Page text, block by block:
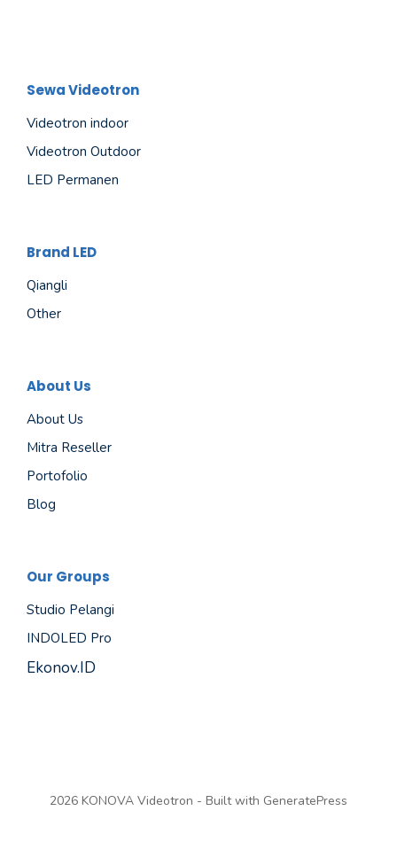
Sewa Videotron
Videotron indoor
Videotron Outdoor
LED Permanen
Brand LED
Qiangli
Other
About Us
About Us
Mitra Reseller
Portofolio
Blog
Our Groups
Studio Pelangi
INDOLED Pro
Ekonov.ID
2026 KONOVA Videotron - Built with GeneratePress